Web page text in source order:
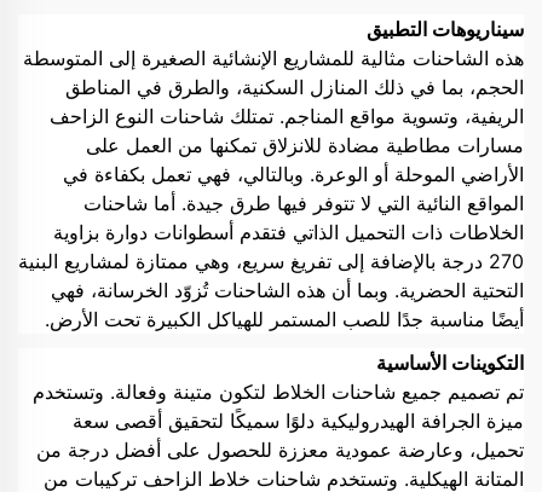
سيناريوهات التطبيق
هذه الشاحنات مثالية للمشاريع الإنشائية الصغيرة إلى المتوسطة
الحجم، بما في ذلك المنازل السكنية، والطرق في المناطق
الريفية، وتسوية مواقع المناجم. تمتلك شاحنات النوع الزاحف
مسارات مطاطية مضادة للانزلاق تمكنها من العمل على
الأراضي الموحلة أو الوعرة. وبالتالي، فهي تعمل بكفاءة في
المواقع النائية التي لا تتوفر فيها طرق جيدة. أما شاحنات
الخلاطات ذات التحميل الذاتي فتقدم أسطوانات دوارة بزاوية
270 درجة بالإضافة إلى تفريغ سريع، وهي ممتازة لمشاريع البنية
التحتية الحضرية. وبما أن هذه الشاحنات تُزوّد الخرسانة، فهي
أيضًا مناسبة جدًا للصب المستمر للهياكل الكبيرة تحت الأرض.
التكوينات الأساسية
تم تصميم جميع شاحنات الخلاط لتكون متينة وفعالة. وتستخدم
ميزة الجرافة الهيدروليكية دلوًا سميكًا لتحقيق أقصى سعة
تحميل، وعارضة عمودية معززة للحصول على أفضل درجة من
المتانة الهيكلية. وتستخدم شاحنات خلاط الزاحف تركيبات من